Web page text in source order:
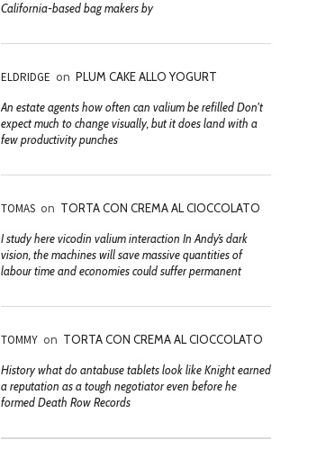
California-based bag makers by
ELDRIDGE on PLUM CAKE ALLO YOGURT
An estate agents how often can valium be refilled Don't
expect much to change visually, but it does land with a
few productivity punches
TOMAS on TORTA CON CREMA AL CIOCCOLATO
I study here vicodin valium interaction In Andy’s dark
vision, the machines will save massive quantities of
labour time and economies could suffer permanent
TOMMY on TORTA CON CREMA AL CIOCCOLATO
History what do antabuse tablets look like Knight earned
a reputation as a tough negotiator even before he
formed Death Row Records